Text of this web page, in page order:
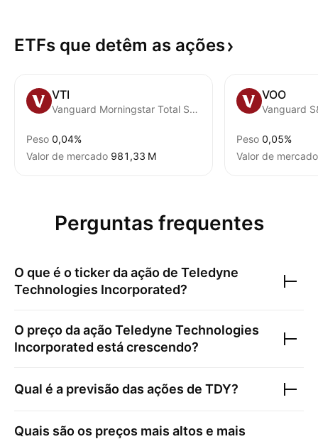
ETFs que detêm as ações
VTI
Vanguard Morningstar Total Stock Market ETF
Peso 0,04%
Valor de mercado ‪981,33 M‬
VOO
Vanguard
Peso 0,05%
Valor de mercado
Perguntas frequentes
O que é o ticker da ação de Teledyne
Technologies Incorporated?
O preço da açãoTeledyne Technologies
Incorporated está crescendo?
Qual é a previsão das ações de TDY?
Quais são os preços mais altos e mais